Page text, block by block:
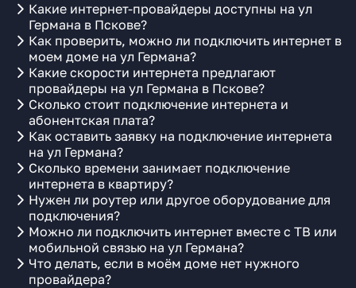
Какие интернет-провайдеры доступны на ул
Германа в Пскове?
Как проверить, можно ли подключить интернет в
моем доме на ул Германа?
Какие скорости интернета предлагают
провайдеры на ул Германа в Пскове?
Сколько стоит подключение интернета и
абонентская плата?
Как оставить заявку на подключение интернета
на ул Германа?
Сколько времени занимает подключение
интернета в квартиру?
Нужен ли роутер или другое оборудование для
подключения?
Можно ли подключить интернет вместе с ТВ или
мобильной связью на ул Германа?
Что делать, если в моём доме нет нужного
провайдера?